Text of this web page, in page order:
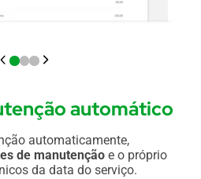
automático
automaticamente,
de manutenção e o próprio
da data do serviço.